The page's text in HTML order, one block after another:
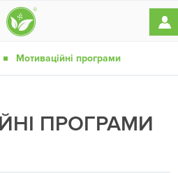
Мотиваційні програми
ПРОГРАМИ